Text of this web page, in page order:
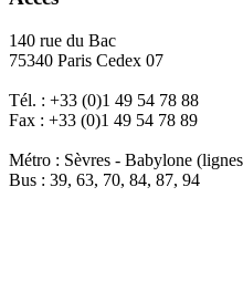
140 rue du Bac
75340 Paris Cedex 07
Tél. : +33 (0)1 49 54 78 88
Fax : +33 (0)1 49 54 78 89
Métro : Sèvres - Babylone
Bus : 39, 63, 70, 84, 87, 94